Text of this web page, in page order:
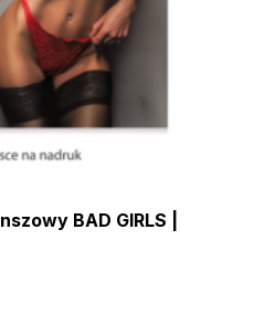
BAD GIRLS |